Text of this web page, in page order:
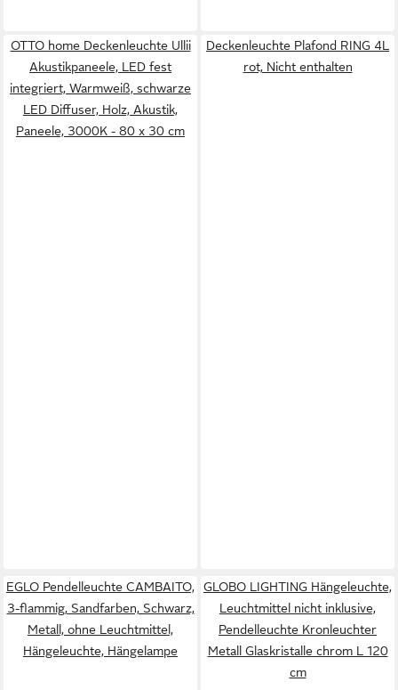
OTTO home Deckenleuchte Ullii
Akustikpaneele, LED fest
integriert, Warmweiß, schwarze
LED Diffuser, Holz, Akustik,
Paneele, 3000K - 80 x 30 cm
Deckenleuchte Plafond RING 4L
rot, Nicht enthalten
EGLO Pendelleuchte CAMBAITO,
3-flammig, Sandfarben, Schwarz,
Metall, ohne Leuchtmittel,
Hängeleuchte, Hängelampe
GLOBO LIGHTING Hängeleuchte,
Leuchtmittel nicht inklusive,
Pendelleuchte Kronleuchter
Metall Glaskristalle chrom L 120
cm